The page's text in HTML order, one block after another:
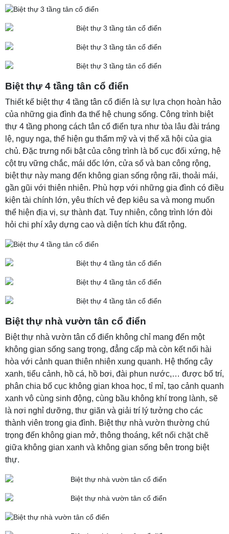
Biệt thự 4 tầng tân cổ điển
Thiết kế biệt thự 4 tầng tân cổ điển là sự lựa chọn hoàn hảo
của những gia đình đa thế hệ chung sống. Công trình biệt
thự 4 tầng phong cách tân cổ điển tựa như tòa lâu đài tráng
lệ, nguy nga, thể hiện gu thẩm mỹ và vị thế xã hội của gia
chủ. Đặc trưng nổi bật của công trình là bố cục đối xứng, hệ
cột trụ vững chắc, mái dốc lớn, cửa sổ và ban công rộng,
biệt thự này mang đến không gian sống rộng rãi, thoải mái,
gần gũi với thiên nhiên. Phù hợp với những gia đình có điều
kiện tài chính lớn, yêu thích vẻ đẹp kiêu sa và mong muốn
thể hiện địa vị, sự thành đạt. Tuy nhiên, công trình lớn đòi
hỏi chi phí xây dựng cao và diện tích khu đất rộng.
Biệt thự nhà vườn tân cổ điển
Biệt thự nhà vườn tân cổ điển không chỉ mang đến một
không gian sống sang trọng, đẳng cấp mà còn kết nối hài
hòa với cảnh quan thiên nhiên xung quanh. Hệ thống cây
xanh, tiểu cảnh, hồ cá, hồ bơi, đài phun nước,… được bố trí,
phân chia bố cục không gian khoa học, tỉ mỉ, tạo cảnh quanh
xanh vô cùng sinh động, cùng bầu không khí trong lành, sẽ
là nơi nghỉ dưỡng, thư giãn và giải trí lý tưởng cho các
thành viên trong gia đình. Biệt thự nhà vườn thường chú
trọng đến không gian mở, thông thoáng, kết nối chặt chẽ
giữa không gian xanh và không gian sống bên trong biệt
thự.